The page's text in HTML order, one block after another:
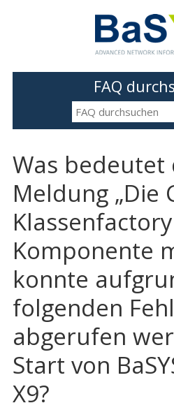
FAQ
Was bedeutet
Meldung „Die
Komponente
konnte
folgenden
abgerufen
Start von
X9?